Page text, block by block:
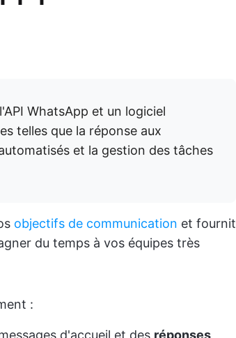
WhatsApp et un logiciel
telles que la réponse aux
et la gestion des tâches
objectifs de communication et fournit
du temps à vos équipes très
:
d'accueil et des réponses